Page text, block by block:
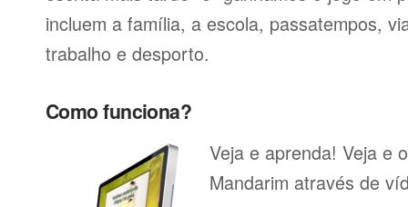
incluem a família, a escola, passatempos,
trabalho e desporto.
Como funciona?
Veja e aprenda! Veja e
Mandarim através de